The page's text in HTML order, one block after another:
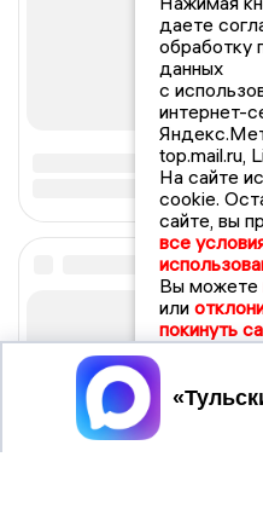
даете
обработку
данных
с
интернет-
top.mail.ru,
На сайте
cookie.
сайте, вы
все
Вы можете
или
покинуть